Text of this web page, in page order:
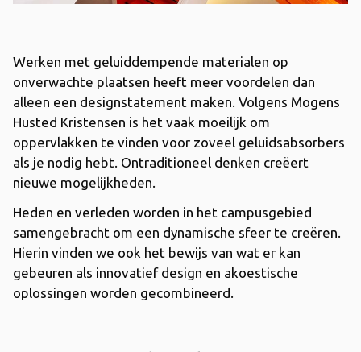
Werken met geluiddempende materialen op
onverwachte plaatsen heeft meer voordelen dan
alleen een designstatement maken. Volgens Mogens
Husted Kristensen is het vaak moeilijk om
oppervlakken te vinden voor zoveel geluidsabsorbers
als je nodig hebt. Ontraditioneel denken creëert
nieuwe mogelijkheden.
Heden en verleden worden in het campusgebied
samengebracht om een ​​dynamische sfeer te creëren.
Hierin vinden we ook het bewijs van wat er kan
gebeuren als innovatief design en akoestische
oplossingen worden gecombineerd.